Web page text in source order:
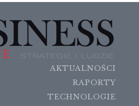
AKTUALNOŚCI
RAPORTY
TECHNOLOGIE